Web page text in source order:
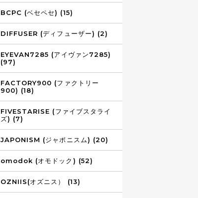
BCPC (ベセペセ) (15)
DIFFUSER (ディフューザー) (2)
EYEVAN7285 (アイヴァン7285)
(97)
FACTORY900 (ファクトリー
900) (18)
FIVESTARISE (ファイブスタライ
ズ) (7)
JAPONISM (ジャポニスム) (20)
omodok (オモドック) (52)
OZNIIS(オズニス） (13)